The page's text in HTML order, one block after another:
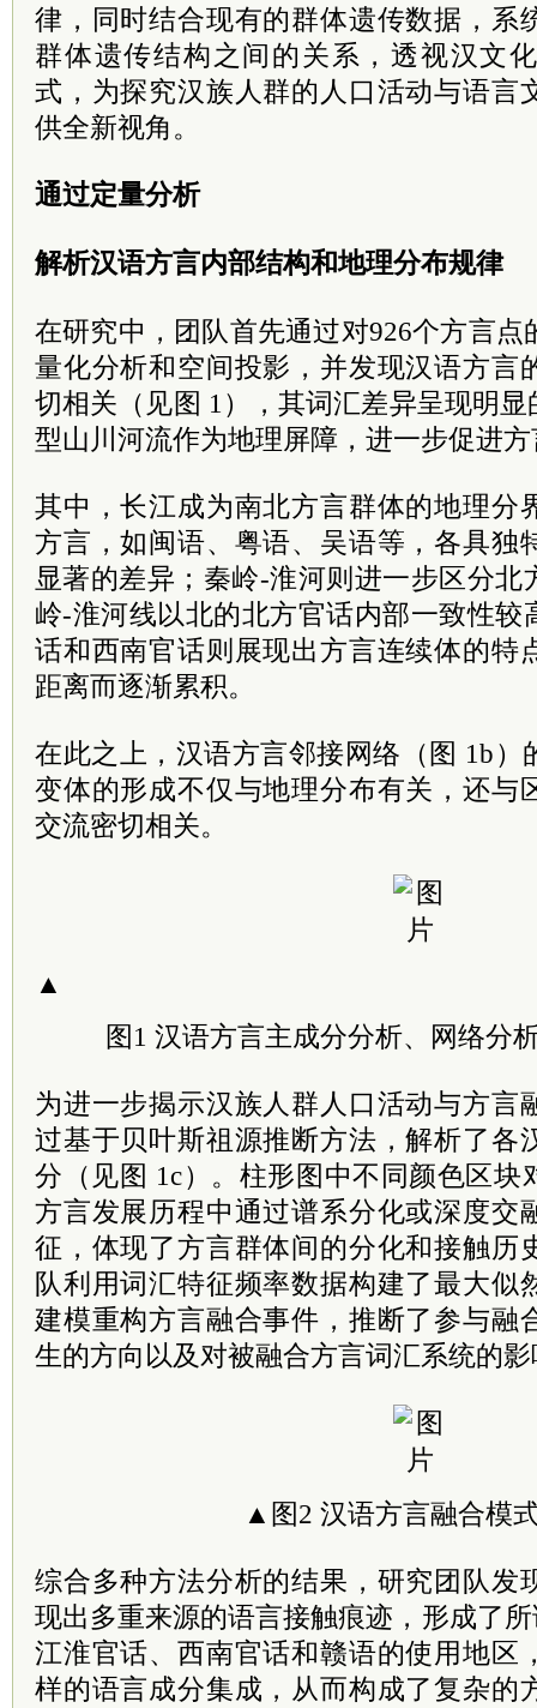
律，同时结合现有的群体遗传数据，系
群体遗传结构之间的关系，透视汉文
式，为探究汉族人群的人口活动与语言
供全新视角。
通过定量分析
解析汉语方言内部结构和地理分布规律
在研究中，团队首先通过对926个方言点
量化分析和空间投影，并发现汉语方言
切相关（见图 1），其词汇差异呈现明
型山川河流作为地理屏障，进一步促进
其中，长江成为南北方言群体的地理分
方言，如闽语、粤语、吴语等，各具独
显著的差异；秦岭-淮河则进一步区分北
岭-淮河线以北的北方官话内部一致性较
话和西南官话则展现出方言连续体的特
距离而逐渐累积。
在此之上，汉语方言邻接网络（图 1b）
变体的形成不仅与地理分布有关，还与
交流密切相关。
▲
图1 汉语方言主成分分析、网络分
为进一步揭示汉族人群人口活动与方言
过基于贝叶斯祖源推断方法，解析了各
分（见图 1c）。柱形图中不同颜色区块
方言发展历程中通过谱系分化或深度交
征，体现了方言群体间的分化和接触历
队利用词汇特征频率数据构建了最大似
建模重构方言融合事件，推断了参与融
生的方向以及对被融合方言词汇系统的
▲ 图2 汉语方言融合模
综合多种方法分析的结果，研究团队发
现出多重来源的语言接触痕迹，形成了
江淮官话、西南官话和赣语的使用地区
样的语言成分集成，从而构成了复杂的